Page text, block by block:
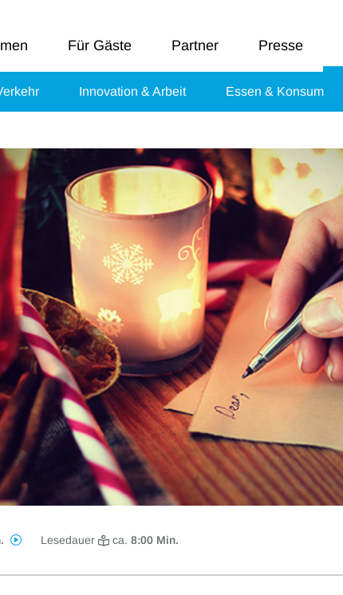
Für Gäste Partner Presse
Innovation & Arbeit Essen & Konsum
Lesedauer ca. 8:00 Min.